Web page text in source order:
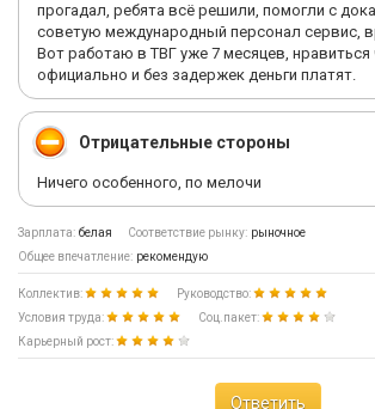
прогадал, ребята всё решили, помогли с
советую международный персонал сервис,
Вот работаю в ТВГ уже 7 месяцев, нравиться
официально и без задержек деньги платят.
Отрицательные стороны
Ничего особенного, по мелочи
Зарплата: белая Соответствие рынку: рыночное
Общее впечатление: рекомендую
Коллектив:
Руководство:
Условия труда:
Соц.пакет:
Карьерный рост:
Ответить